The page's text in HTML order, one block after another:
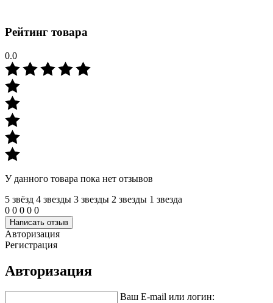
Рейтинг товара
0.0
У данного товара пока нет отзывов
5 звёзд 4 звeзды 3 звeзды 2 звeзды 1 звeзда
0 0 0 0 0
Написать отзыв
Авторизация
Регистрация
Авторизация
Ваш E-mail или логин: